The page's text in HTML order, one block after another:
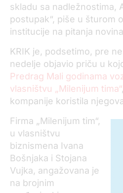
skladu sa nadležnostima,
postupak“, piše u šturom
institucije na pitanja
KRIK je, podsetimo, pre
nedelje objavio priču u
Predrag Mali godinama
vlasništvu „Milenijum tima“
kompanije koristila
Firma „Milenijum tim“,
u vlasništvu
biznismena Ivana
Bošnjaka i Stojana
Vujka, angažovana je
na brojnim